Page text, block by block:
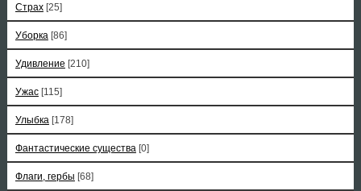
Страх [25]
Уборка [86]
Удивление [210]
Ужас [115]
Улыбка [178]
Фантастические существа [0]
Флаги, гербы [68]